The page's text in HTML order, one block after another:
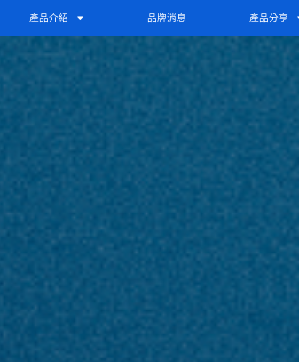
產品介紹 品牌消息 產品分享